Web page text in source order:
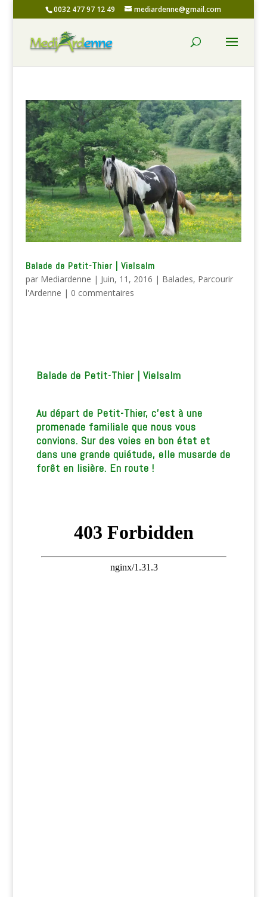
0032 477 97 12 49 mediardenne@gmail.com
Balade de Petit-Thier | Vielsalm
par Mediardenne | Juin, 11, 2016 | Balades, Parcourir
l'Ardenne | 0 commentaires
Balade de Petit-Thier | Vielsalm
Au départ de Petit-Thier, c’est à une
promenade familiale que nous vous
convions. Sur des voies en bon état et
dans une grande quiétude, elle musarde de
forêt en lisière. En route !